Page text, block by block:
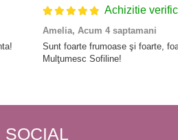
Achizitie
Amelia, Acum 4 saptamani
Sunt foarte frumoase şi foarte,
Mulţumesc Sofiline!
SOCIAL